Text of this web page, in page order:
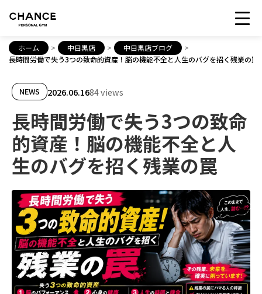
ホーム > 中目黒店 > 中目黒店ブログ
>
長時間労働で失う3つの致命的資産！脳の機能不全と人生のバグを招く残業の罠
NEWS 2026.06.1684 views
長時間労働で失う3つの致命
的資産！脳の機能不全と人
生のバグを招く残業の罠